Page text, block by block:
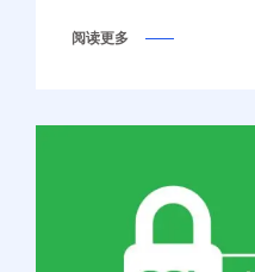
阅读更多